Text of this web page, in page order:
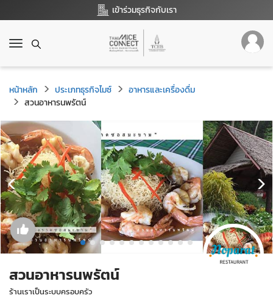
เข้าร่วมธุรกิจกับเรา
T
g
g
l
e
n
a
v
i
g
a
t
i
o
n
หน้าหลัก ประเภทธุรกิจไมซ์
อาหารและเครื่องดื่ม
สวนอาหารนพรัตน์
สวนอาหารนพรัตน์
ร้านเราเป็นระบบครอบครัว